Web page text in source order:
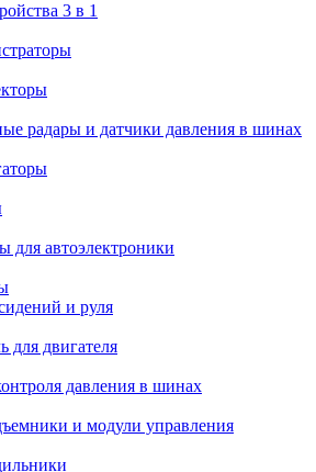
3 в 1
радары и датчики давления в шинах
для автоэлектроники
и руля
для двигателя
давления в шинах
и модули управления